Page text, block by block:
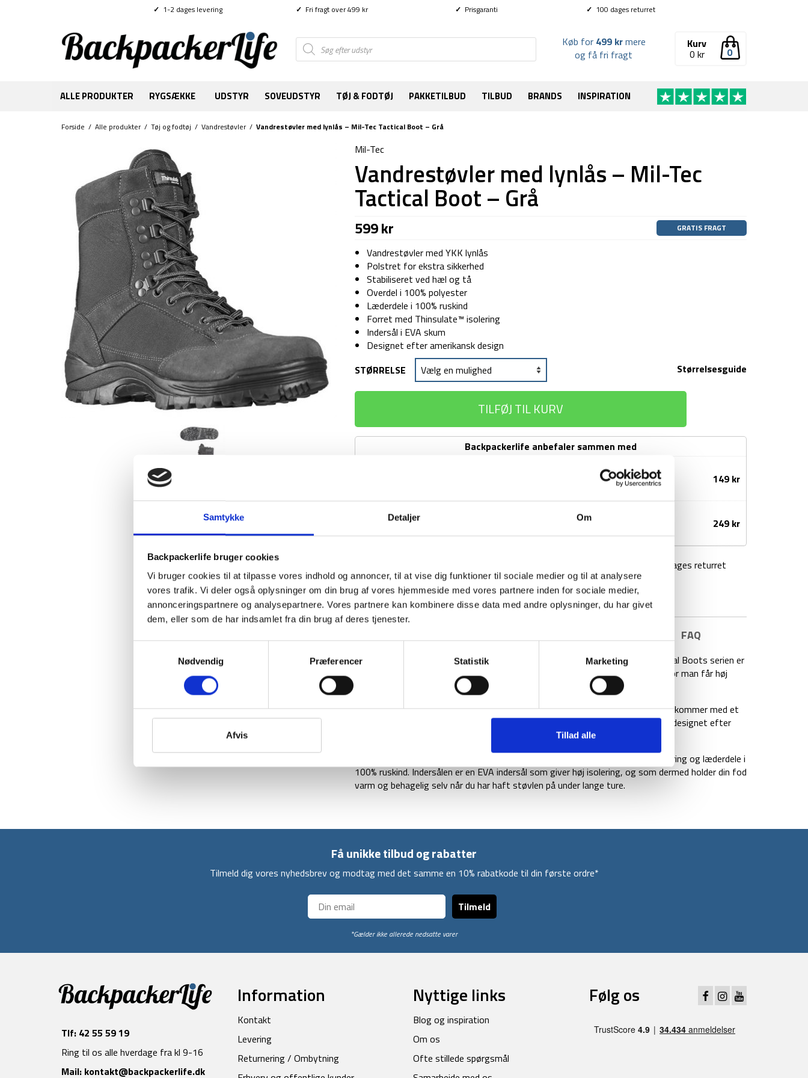
Samtykke Detaljer Om
Backpackerlife bruger cookies
Vi bruger cookies til at tilpasse vores indhold og annoncer, til at vise dig funktioner til sociale medier og til at analysere
vores trafik. Vi deler også oplysninger om din brug af vores hjemmeside med vores partnere inden for sociale medier,
annonceringspartnere og analysepartnere. Vores partnere kan kombinere disse data med andre oplysninger, du har givet
dem, eller som de har indsamlet fra din brug af deres tjenester.
Nødvendig
Præferencer Statistik Marketing
Afvis Tillad alle
✓ 1-2 dages levering ✓ Fri fragt over 499 kr ✓ Prisgaranti ✓ 100 dages returret
Products
search 0
Kurv
0 kr
Køb for 499 krmere
og få fri fragt
ALLE PRODUKTER RYGSÆKKE UDSTYR SOVEUDSTYR TØJ & FODTØJ PAKKETILBUD TILBUD BRANDS INSPIRATION
Forside / Alle produkter/ Tøj og fodtøj / Vandrestøvler/ Vandrestøvler med lynlås – Mil-Tec Tactical Boot – Grå
Mil-Tec
Vandrestøvler med lynlås – Mil-Tec
Tactical Boot – Grå
599kr GRATIS FRAGT
Vandrestøvler med YKK lynlås
Polstret for ekstra sikkerhed
Stabiliseret ved hæl og tå
Overdel i 100% polyester
Læderdele i 100% ruskind
Forret med Thinsulate™ isolering
Indersål i EVA skum
Designet efter amerikansk design
Størrelsesguide
STØRRELSE
TILFØJ TIL KURV
Backpackerlife anbefaler sammen med
Norwegian
-
Sort
149 kr
Vandresokker
-
Outdoor
-
2
par
(34-
36
249 kr
100 dages returret
FAQ
Disse vandrestøvler er fra tyske Mil-Tec og er fra Tactical Boots serien. Tactical Boots serien er
kendetegnet ved vandrestøvler der kan bruges til generelt outdoor brug og hvor man får høj
Tactical Boots vandrestøvlerne er lavet i et praktisk design med YKK lynlås og kommer med et
hurtigt snørebåndssystem. Støvlerne har forstærkninger ved hæl og tå, og er designet efter
Mil-Tecs Tactical Boots har en overdel i 100% polyester med Thinsulate™ isolering og læderdele i
100% ruskind. Indersålen er en EVA indersål som giver høj isolering, og som dermed holder din fod
varm og behagelig selv når du har haft støvlen på under lange ture.
Få unikke tilbud og rabatter
Tilmeld dig vores nyhedsbrev og modtag med det samme en 10% rabatkode til din første ordre*
Tilmeld
*Gælder ikke allerede nedsatte varer
Tlf: 42 55 59 19
Ring til os alle hverdage fra kl 9-16
Mail: kontakt@backpackerlife.dk
Information
Kontakt
Levering
Returnering / Ombytning
Nyttige links
Blog og inspiration
Om os
Ofte stillede spørgsmål
Følg os